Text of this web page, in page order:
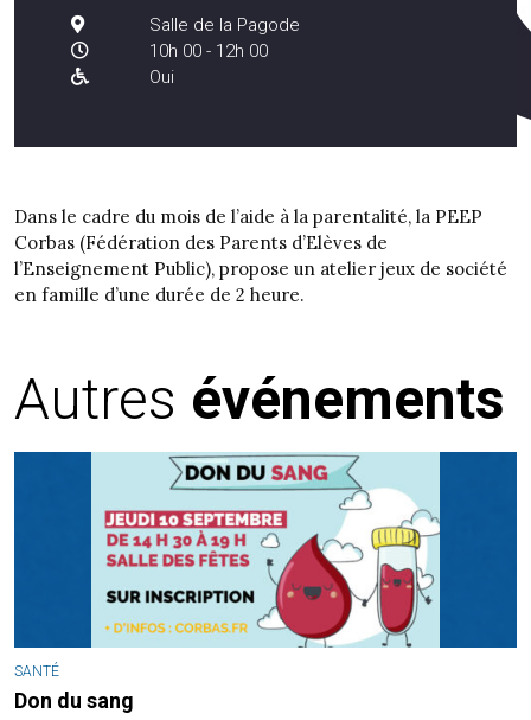
Salle de la Pagode
10h 00 - 12h 00
Oui
Dans le cadre du mois de l’aide à la parentalité, la PEEP
Corbas (Fédération des Parents d’Elèves de
l’Enseignement Public), propose un atelier jeux de société
en famille d’une durée de 2 heure.
Autres événements
SANTÉ
Don du sang